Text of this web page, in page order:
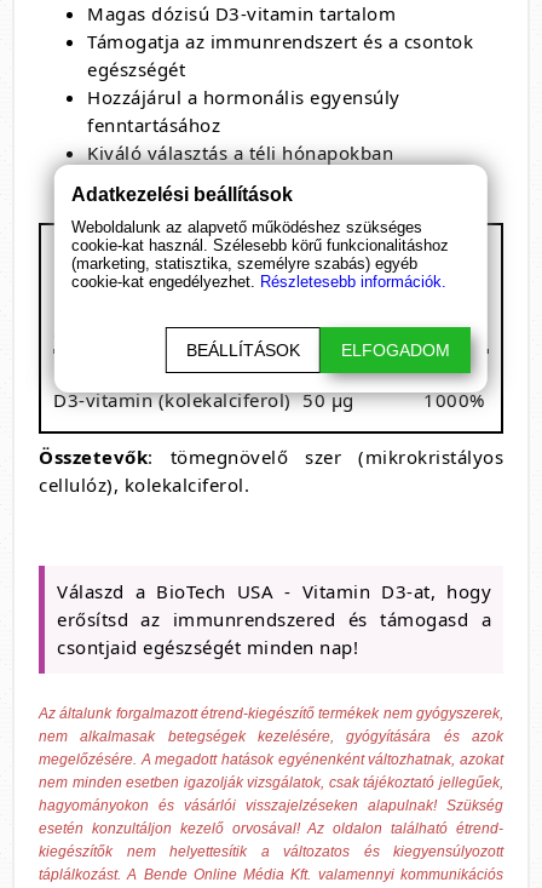
Magas dózisú D3-vitamin tartalom
Támogatja az immunrendszert és a csontok
egészségét
Hozzájárul a hormonális egyensúly
fenntartásához
Kiváló választás a téli hónapokban
BioTech USA - Vitamin D3
Kiszerelés: 60 kapszula
60 adagot tartalmaz
Megnevezés
/ 1 kapszula RDA%
D3-vitamin (kolekalciferol) 50 µg 1000%
Összetevők: tömegnövelő szer (mikrokristályos
cellulóz), kolekalciferol.
Válaszd a BioTech USA - Vitamin D3-at, hogy
erősítsd az immunrendszered és támogasd a
csontjaid egészségét minden nap!
Az általunk forgalmazott étrend-kiegészítő termékek nem gyógyszerek,
nem alkalmasak betegségek kezelésére, gyógyítására és azok
megelőzésére. A megadott hatások egyénenként változhatnak, azokat
nem minden esetben igazolják vizsgálatok, csak tájékoztató jellegűek,
hagyományokon és vásárlói visszajelzéseken alapulnak! Szükség
esetén konzultáljon kezelő orvosával! Az oldalon található étrend-
kiegészítők nem helyettesítik a változatos és kiegyensúlyozott
táplálkozást. A Bende Online Média Kft. valamennyi kommunikációs
Adatkezelési beállítások
Weboldalunk az alapvető működéshez szükséges
cookie-kat használ. Szélesebb körű funkcionalitáshoz
(marketing, statisztika, személyre szabás) egyéb
cookie-kat engedélyezhet. Részletesebb információk.
BEÁLLÍTÁSOK ELFOGADOM